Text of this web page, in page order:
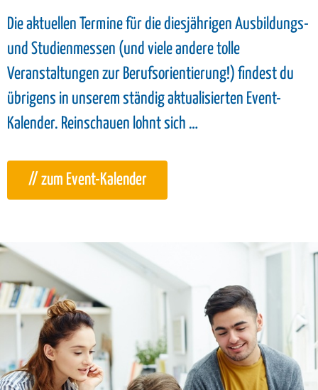
Die aktuellen Termine für die diesjährigen Ausbildungs-
und Studienmessen (und viele andere tolle
Veranstaltungen zur Berufsorientierung!) findest du
übrigens in unserem ständig aktualisierten Event-
Kalender. Reinschauen lohnt sich …
// zum Event-Kalender